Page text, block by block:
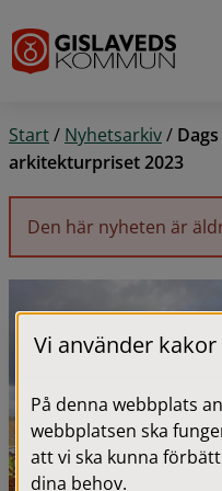
Start/ Nyhetsarkiv/
arkitekturpriset 2023
Den här nyheten är
Vi använder kakor
På denna webbplats
webbplatsen ska
att vi ska kunna
dina behov.